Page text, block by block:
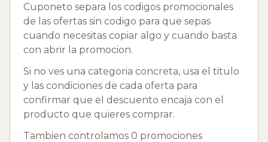
Cuponeto separa los codigos promocionales
de las ofertas sin codigo para que sepas
cuando necesitas copiar algo y cuando basta
con abrir la promocion.
Si no ves una categoria concreta, usa el titulo
y las condiciones de cada oferta para
confirmar que el descuento encaja con el
producto que quieres comprar.
Tambien controlamos 0 promociones